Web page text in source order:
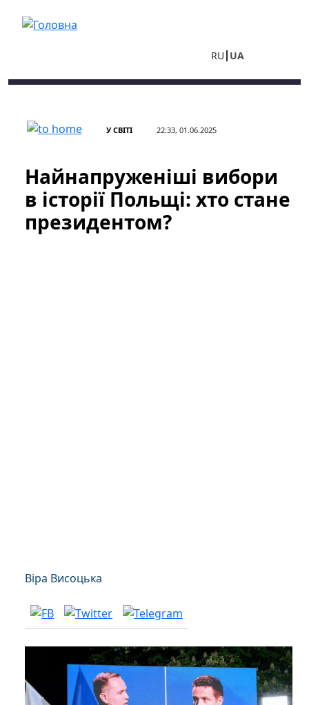
RU UA
У СВІТІ 22:33, 01.06.2025
Найнапруженіші вибори
в історії Польщі: хто стане
президентом?
Віра Висоцька